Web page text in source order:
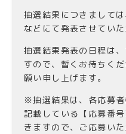
抽選結果につきまして
などにて発表させていた
抽選結果発表の日程は
すので、暫くお待ちく
願い申し上げます。
※抽選結果は、各応募
記載している【応募番
きますので、ご応募い